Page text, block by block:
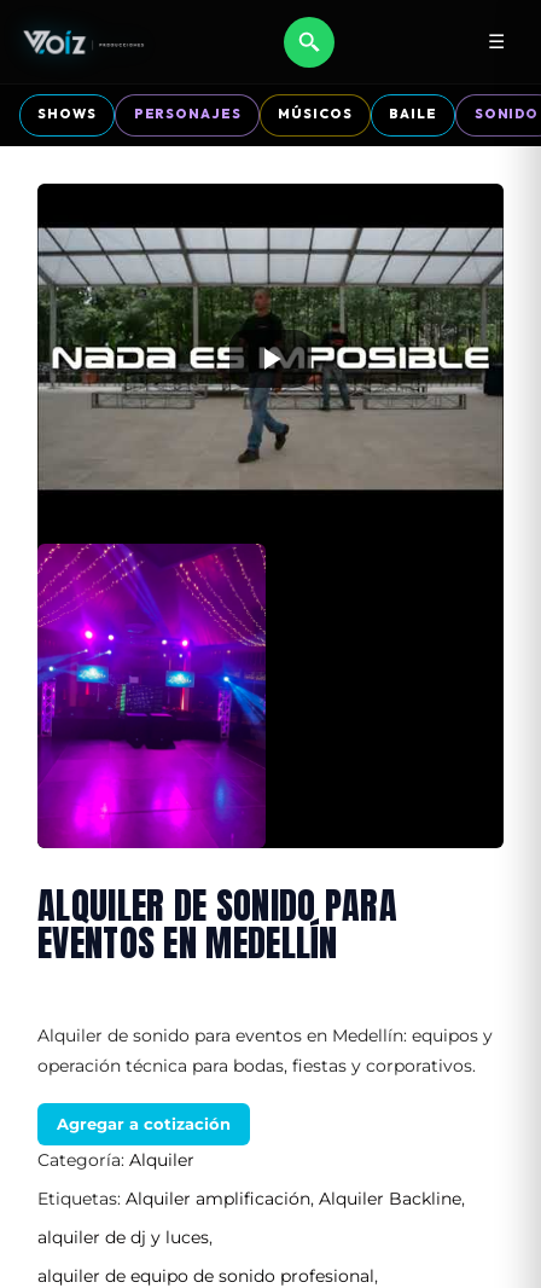
☰
SHOWS PERSONAJES MÚSICOS BAILE SONIDO
ALQUILER DE SONIDO PARA
EVENTOS EN MEDELLÍN
Alquiler de sonido para eventos en Medellín: equipos y
operación técnica para bodas, fiestas y corporativos.
Agregar a cotización
Categoría: Alquiler
Etiquetas: Alquiler amplificación, Alquiler Backline,
alquiler de dj y luces,
alquiler de equipo de sonido profesional,